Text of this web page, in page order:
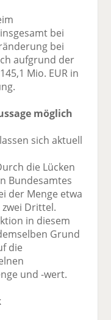
bei
bei
aufgrund der
Mio. EUR in
möglich
sich aktuell
die Lücken
Bundesamtes
der Menge etwa
Drittel.
in diesem
Grund
die
und -wert.